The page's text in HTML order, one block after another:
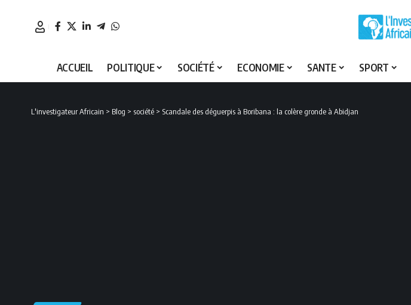
ACCUEIL POLITIQUE SOCIÉTÉ ECONOMIE SANTE SPORT
L'investigateur Africain > Blog > société > Scandale des déguerpis à Boribana : la colère gronde à Abidjan